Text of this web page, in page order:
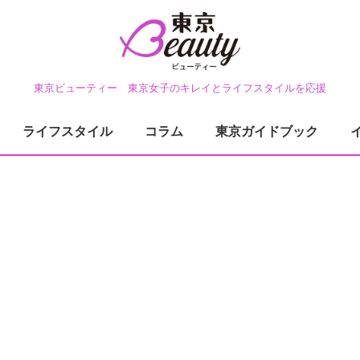
東京ビューティー 東京女子のキレイとライフスタイルを応援
ライフスタイル コラム 東京ガイドブック